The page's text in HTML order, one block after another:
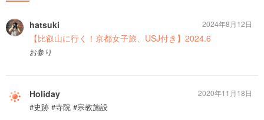
hatsuki
【比叡山に行く！京都女子旅、USJ付き】2024.6
お参り
2024年8月12日
Holiday
#史跡 #寺院 #宗教施設
2020年11月18日